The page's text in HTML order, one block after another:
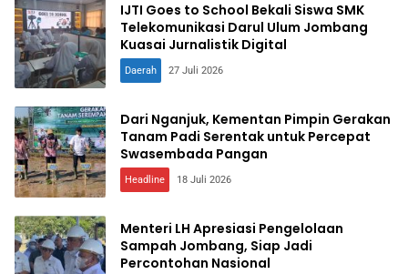
IJTI Goes to School Bekali Siswa SMK
Telekomunikasi Darul Ulum Jombang
Kuasai Jurnalistik Digital
Daerah 27 Juli 2026
Dari Nganjuk, Kementan Pimpin Gerakan
Tanam Padi Serentak untuk Percepat
Swasembada Pangan
Headline 18 Juli 2026
Menteri LH Apresiasi Pengelolaan
Sampah Jombang, Siap Jadi
Percontohan Nasional